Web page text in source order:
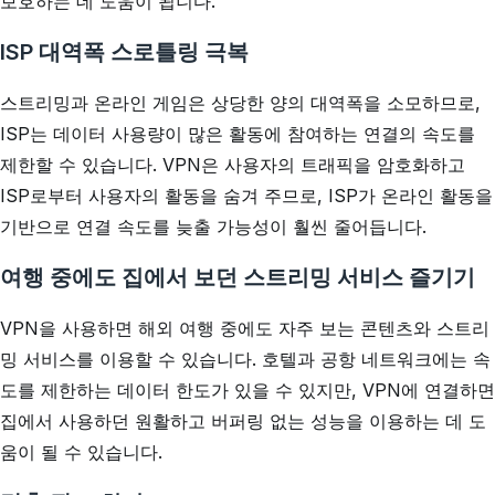
ISP 대역폭 스로틀링 극복
스트리밍과 온라인 게임은 상당한 양의 대역폭을 소모하므로,
ISP는 데이터 사용량이 많은 활동에 참여하는 연결의 속도를
제한할 수 있습니다. VPN은 사용자의 트래픽을 암호화하고
ISP로부터 사용자의 활동을 숨겨 주므로, ISP가 온라인 활동을
기반으로 연결 속도를 늦출 가능성이 훨씬 줄어듭니다.
여행 중에도 집에서 보던 스트리밍 서비스 즐기기
VPN을 사용하면 해외 여행 중에도 자주 보는 콘텐츠와 스트리
밍 서비스를 이용할 수 있습니다. 호텔과 공항 네트워크에는 속
도를 제한하는 데이터 한도가 있을 수 있지만, VPN에 연결하면
집에서 사용하던 원활하고 버퍼링 없는 성능을 이용하는 데 도
움이 될 수 있습니다.